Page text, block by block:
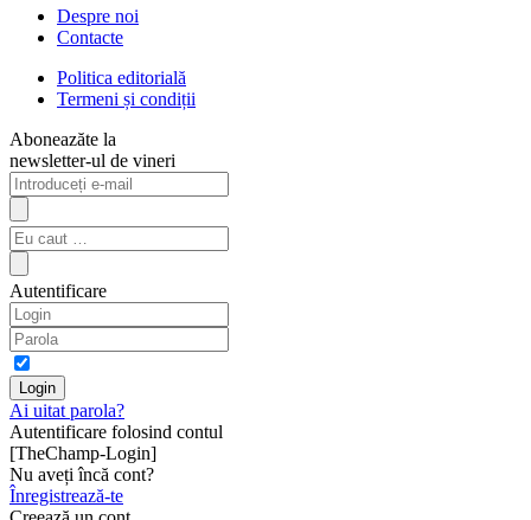
Despre noi
Contacte
Politica editorială
Termeni și condiții
Aboneazăte la
newsletter-ul de vineri
Autentificare
Ai uitat parola?
Autentificare folosind contul
[TheChamp-Login]
Nu aveți încă cont?
Înregistrează-te